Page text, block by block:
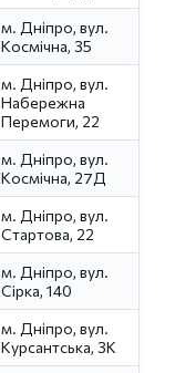
м. Дніпро, вул.
Космічна, 35
м. Дніпро, вул.
Набережна
Перемоги, 22
м. Дніпро, вул.
Космічна, 27Д
м. Дніпро, вул.
Стартова, 22
м. Дніпро, вул.
Сірка, 140
м. Дніпро, вул.
Курсантська, 3К